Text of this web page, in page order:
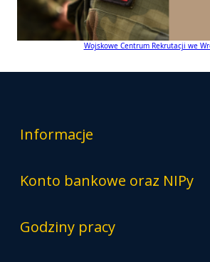
Wojskowe Centrum Rekrutacji we
Informacje
Konto bankowe oraz NIPy
Godziny pracy